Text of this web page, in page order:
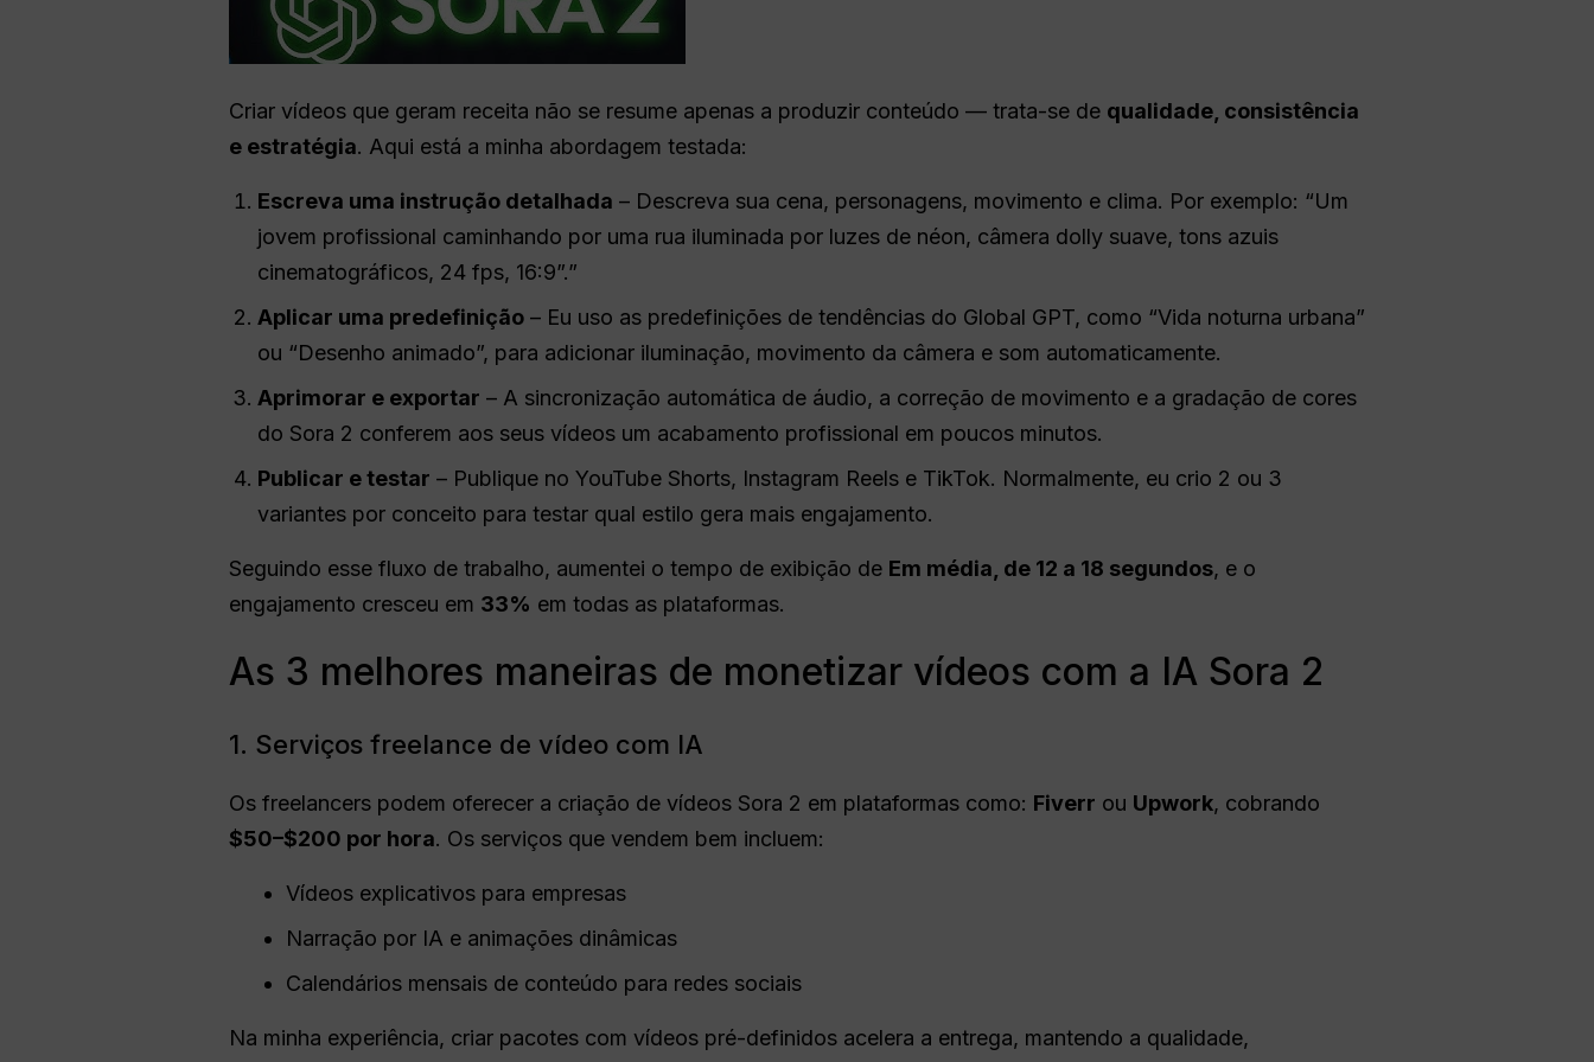
Criar vídeos que geram receita não se resume apenas a produzir conteúdo — trata-se de qualidade, consistência
e estratégia. Aqui está a minha abordagem testada:
Escreva uma instrução detalhada – Descreva sua cena, personagens, movimento e clima. Por exemplo: “Um
jovem profissional caminhando por uma rua iluminada por luzes de néon, câmera dolly suave, tons azuis
cinematográficos, 24 fps, 16:9”.”
Aplicar uma predefinição – Eu uso as predefinições de tendências do Global GPT, como “Vida noturna urbana”
ou “Desenho animado”, para adicionar iluminação, movimento da câmera e som automaticamente.
Aprimorar e exportar – A sincronização automática de áudio, a correção de movimento e a gradação de cores
do Sora 2 conferem aos seus vídeos um acabamento profissional em poucos minutos.
Publicar e testar – Publique no YouTube Shorts, Instagram Reels e TikTok. Normalmente, eu crio 2 ou 3
variantes por conceito para testar qual estilo gera mais engajamento.
Seguindo esse fluxo de trabalho, aumentei o tempo de exibição de Em média, de 12 a 18 segundos, e o
engajamento cresceu em 33% em todas as plataformas.
As 3 melhores maneiras de monetizar vídeos com a IA Sora 2
1. Serviços freelance de vídeo com IA
Os freelancers podem oferecer a criação de vídeos Sora 2 em plataformas como: Fiverr ou Upwork, cobrando
$50–$200 por hora. Os serviços que vendem bem incluem:
Vídeos explicativos para empresas
Narração por IA e animações dinâmicas
Calendários mensais de conteúdo para redes sociais
Na minha experiência, criar pacotes com vídeos pré-definidos acelera a entrega, mantendo a qualidade,